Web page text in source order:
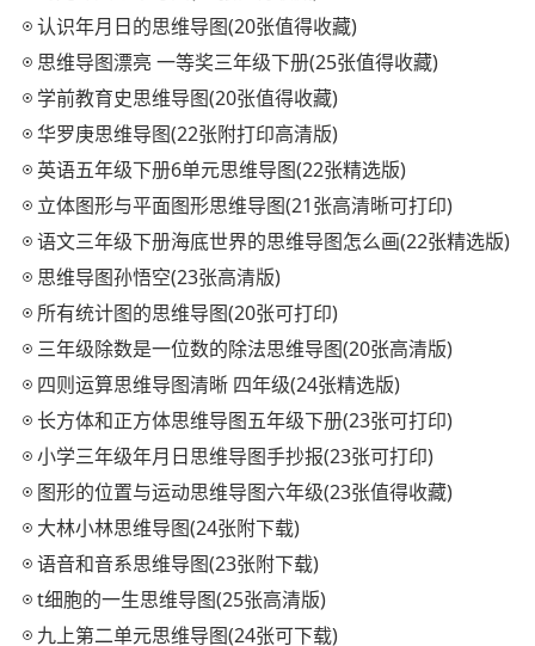
认识年月日的思维导图(20张值得收藏)
思维导图漂亮 一等奖三年级下册(25张值得收藏)
学前教育史思维导图(20张值得收藏)
华罗庚思维导图(22张附打印高清版)
英语五年级下册6单元思维导图(22张精选版)
立体图形与平面图形思维导图(21张高清晰可打印)
语文三年级下册海底世界的思维导图怎么画(22张精选版)
思维导图孙悟空(23张高清版)
所有统计图的思维导图(20张可打印)
三年级除数是一位数的除法思维导图(20张高清版)
四则运算思维导图清晰 四年级(24张精选版)
长方体和正方体思维导图五年级下册(23张可打印)
小学三年级年月日思维导图手抄报(23张可打印)
图形的位置与运动思维导图六年级(23张值得收藏)
大林小林思维导图(24张附下载)
语音和音系思维导图(23张附下载)
t细胞的一生思维导图(25张高清版)
九上第二单元思维导图(24张可下载)